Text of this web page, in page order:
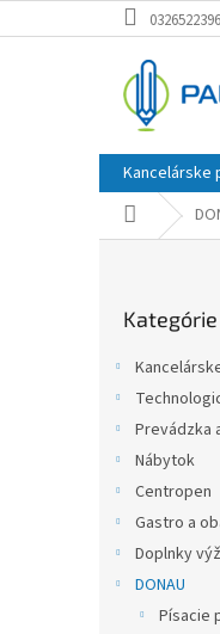
na
0326522396
Kancelárske
Domov
kategórie
Kategórie
Prevádzka
Nábytok
Centropen
Gastro a
Doplnky
DONAU
Písacie